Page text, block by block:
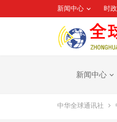
新闻中心 时
新闻中心
中华全球通讯社